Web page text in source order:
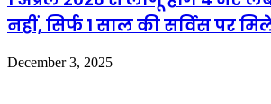
नहीं, सिर्फ 1 साल की सर्विस पर
December 3, 2025